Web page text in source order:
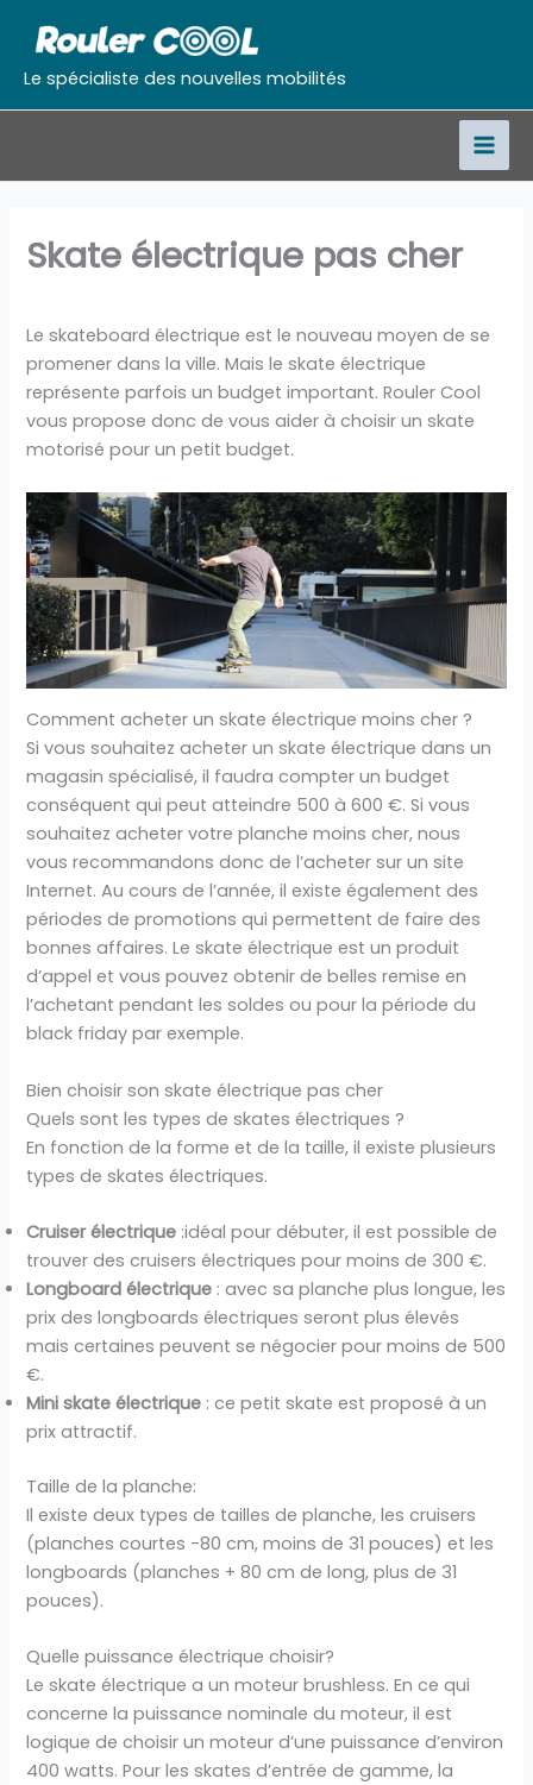
contenu
Le spécialiste des nouvelles mobilités
Skate électrique pas cher
Le skateboard électrique est le nouveau moyen de se
promener dans la ville. Mais le skate électrique
représente parfois un budget important. Rouler Cool
vous propose donc de vous aider à choisir un skate
motorisé pour un petit budget.
Comment acheter un skate électrique moins cher ?
Si vous souhaitez acheter un skate électrique dans un
magasin spécialisé, il faudra compter un budget
conséquent qui peut atteindre 500 à 600 €. Si vous
souhaitez acheter votre planche moins cher, nous
vous recommandons donc de l’acheter sur un site
Internet. Au cours de l’année, il existe également des
périodes de promotions qui permettent de faire des
bonnes affaires. Le skate électrique est un produit
d’appel et vous pouvez obtenir de belles remise en
l’achetant pendant les soldes ou pour la période du
black friday par exemple.
Bien choisir son skate électrique pas cher
Quels sont les types de skates électriques ?
En fonction de la forme et de la taille, il existe plusieurs
types de skates électriques.
Cruiser électrique :idéal pour débuter, il est possible de
trouver des cruisers électriques pour moins de 300 €.
Longboard électrique : avec sa planche plus longue, les
prix des longboards électriques seront plus élevés
mais certaines peuvent se négocier pour moins de 500
€.
Mini skate électrique : ce petit skate est proposé à un
prix attractif.
Taille de la planche:
Il existe deux types de tailles de planche, les cruisers
(planches courtes -80 cm, moins de 31 pouces) et les
longboards (planches + 80 cm de long, plus de 31
pouces).
Quelle puissance électrique choisir?
Le skate électrique a un moteur brushless. En ce qui
concerne la puissance nominale du moteur, il est
logique de choisir un moteur d’une puissance d’environ
400 watts. Pour les skates d’entrée de gamme, la